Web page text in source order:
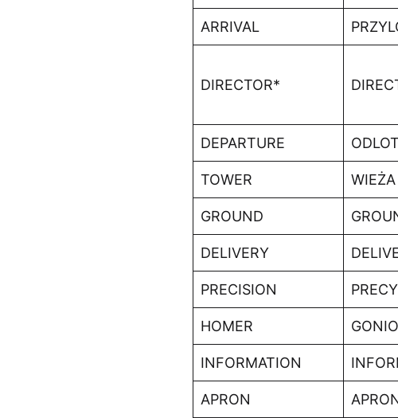
ARRIVAL
DIRECTOR*
DEPARTURE
TOWER WIEŻA
GROUND
DELIVERY
PRECISION
HOMER GONIO
INFORMATION
APRON